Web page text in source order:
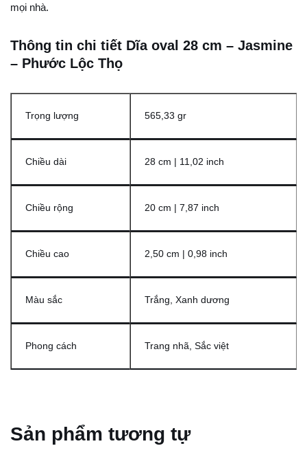
mọi nhà.
Thông tin chi tiết Dĩa oval 28 cm – Jasmine
– Phước Lộc Thọ
Trọng lượng 565,33 gr
Chiều dài 28 cm | 11,02 inch
Chiều rộng 20 cm | 7,87 inch
Chiều cao 2,50 cm | 0,98 inch
Màu sắc Trắng, Xanh dương
Phong cách Trang nhã, Sắc việt
Sản phẩm tương tự